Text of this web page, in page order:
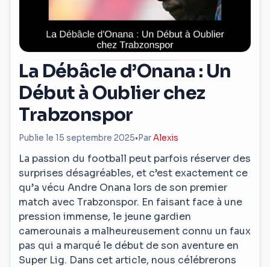
La Débâcle d’Onana : Un
Début à Oublier chez
Trabzonspor
Publie le 15 septembre 2025• ParAlexis
La passion du football peut parfois réserver des
surprises désagréables, et c’est exactement ce
qu’a vécu Andre Onana lors de son premier
match avec Trabzonspor. En faisant face à une
pression immense, le jeune gardien
camerounais a malheureusement connu un faux
pas qui a marqué le début de son aventure en
Super Lig. Dans cet article, nous célébrerons